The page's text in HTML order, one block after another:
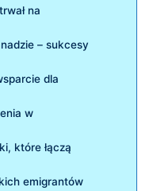
na
– sukcesy
dla
w
które łączą
emigrantów